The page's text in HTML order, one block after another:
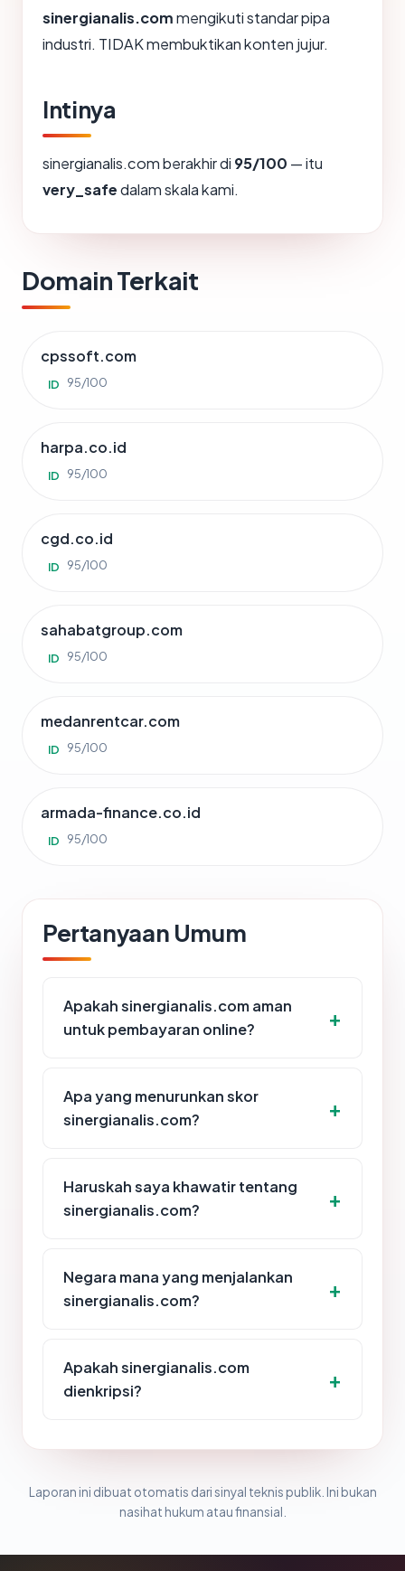
sinergianalis.commengikuti standar pipa
industri. TIDAK membuktikan konten jujur.
Intinya
sinergianalis.com berakhir di 95/100 — itu
very_safedalam skala kami.
Domain Terkait
cpssoft.com
ID 95/100
harpa.co.id
ID 95/100
cgd.co.id
ID 95/100
sahabatgroup.com
ID 95/100
medanrentcar.com
ID 95/100
armada-finance.co.id
ID 95/100
Pertanyaan Umum
Apakah sinergianalis.com aman
untuk pembayaran online?
Apa yang menurunkan skor
sinergianalis.com?
Haruskah saya khawatir tentang
sinergianalis.com?
Negara mana yang menjalankan
sinergianalis.com?
Apakah sinergianalis.com
dienkripsi?
Laporan ini dibuat otomatis dari sinyal teknis publik. Ini bukan
nasihat hukum atau finansial.